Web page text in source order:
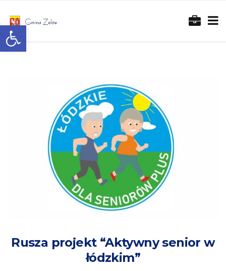
Otwórz pasek narzędzi
Rusza projekt “Aktywny senior w
łódzkim”